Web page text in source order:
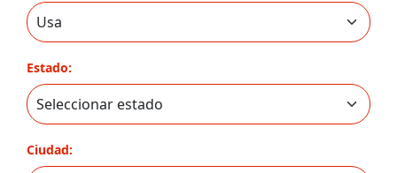
Estado:
Ciudad: